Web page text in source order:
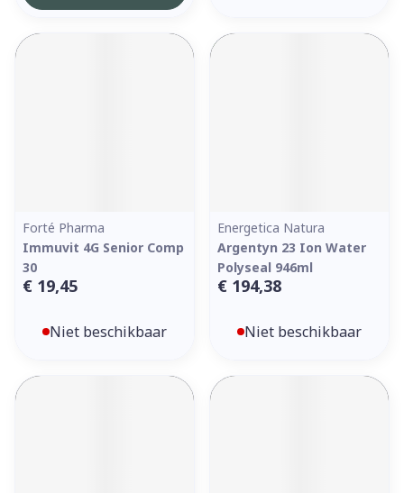
Forté Pharma
Immuvit 4G Senior Comp
30
€ 19,45
Niet beschikbaar
Energetica Natura
Argentyn 23 Ion Water
Polyseal 946ml
€ 194,38
Niet beschikbaar